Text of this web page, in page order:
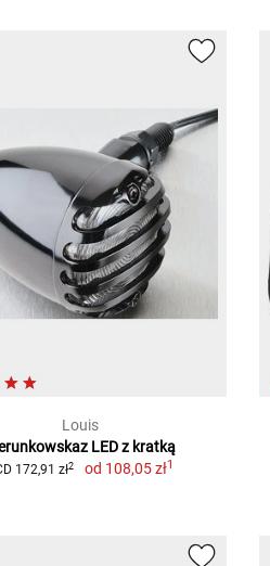
Louis
LED z kratką
172,91 zł2 od 108,05 zł1